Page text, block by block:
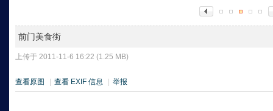
前门美食街
上传于 2011-11-6 16:22 (1.25 MB)
查看原图 查看 EXIF 信息 举报